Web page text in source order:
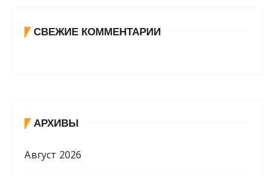
СВЕЖИЕ КОММЕНТАРИИ
АРХИВЫ
Август 2026